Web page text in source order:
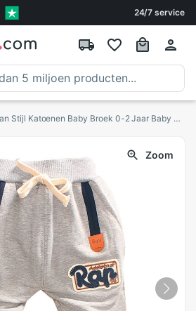
24/7 service
Herfst Gentleman Stijl Katoenen Baby Broek 0-2 Jaar Baby Jongens Broek Baby Meisjes Broek
Zoom